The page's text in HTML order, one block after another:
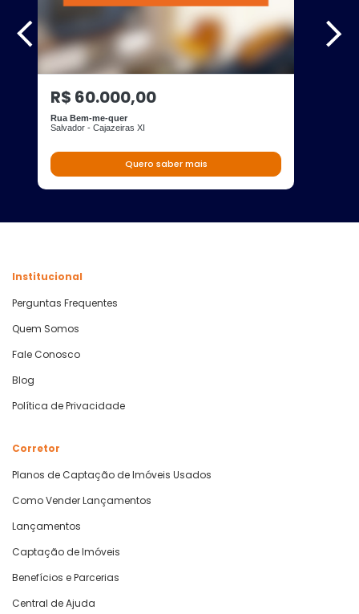
R$ 60.000,00
Rua Bem-me-quer
Salvador - Cajazeiras XI
Quero saber mais
Institucional
Perguntas Frequentes
Quem Somos
Fale Conosco
Blog
Política de Privacidade
Corretor
Planos de Captação de Imóveis Usados
Como Vender Lançamentos
Lançamentos
Captação de Imóveis
Benefícios e Parcerias
Central de Ajuda